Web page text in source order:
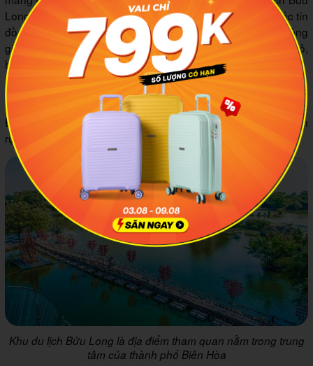
Long được ví như một thiên đường cảnh quan và được các tín
đồ du lịch gọi là Vịnh hạ Long thu nhỏ của Đồng Năm. Không
gian thiên nhiên nơi đây gây ấn tượng bởi những hòn núi nhỏ,
hang động và sông hồ.
Bên cạnh đó, khi đến với Khu du lịch Bửu Long, bạn còn có
thể trải nghiệm một số hạng mục như núi Long n, núi Bình
Điện. Bên cạnh đó, bạn có thể tìm đến không gian check-in
rực rỡ sắc màu và tạo ra những bức ảnh nghìn like.
Khu du lịch Bửu Long là địa điểm tham quan nằm trong trung
tâm của thành phố Biên Hòa